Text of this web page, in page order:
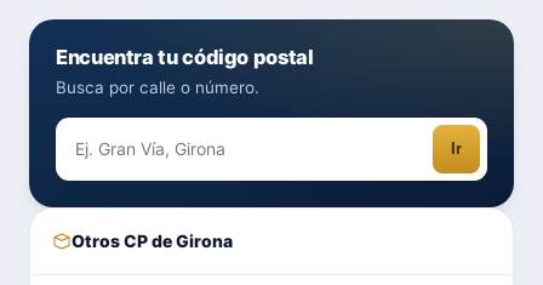
Encuentra tu código postal
Busca por calle o número.
Ir
Otros CP de Girona